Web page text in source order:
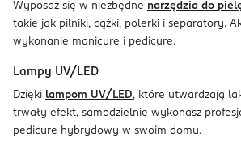
Wyposaż się w niezbędne narzędzia do
takie jak pilniki, cążki, polerki i separatory.
wykonanie manicure i pedicure.
Lampy UV/LED
Dzięki lampom UV/LED, które utwardzają
trwały efekt, samodzielnie wykonasz
pedicure hybrydowy w swoim domu.